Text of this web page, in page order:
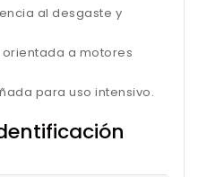
al desgaste y
orientada a motores
para uso intensivo.